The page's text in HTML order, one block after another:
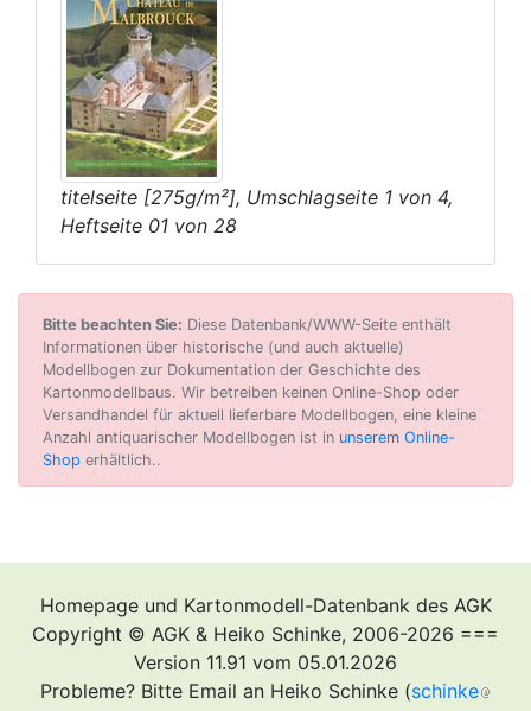
titelseite [275g/m²], Umschlagseite 1 von 4,
Heftseite 01 von 28
Bitte beachten Sie: Diese Datenbank/WWW-Seite enthält
Informationen über historische (und auch aktuelle)
Modellbogen zur Dokumentation der Geschichte des
Kartonmodellbaus. Wir betreiben keinen Online-Shop oder
Versandhandel für aktuell lieferbare Modellbogen, eine kleine
Anzahl antiquarischer Modellbogen ist in unserem Online-
Shop erhältlich..
Homepage und Kartonmodell-Datenbank des AGK
Copyright © AGK & Heiko Schinke, 2006-2026 ===
Version 11.91 vom 05.01.2026
Probleme? Bitte Email an Heiko Schinke (schinke